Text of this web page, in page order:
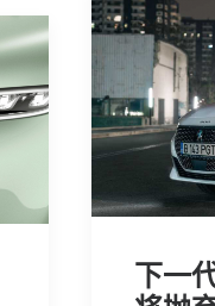
下一